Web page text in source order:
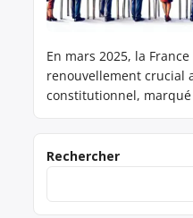
En mars 2025, la
renouvellement crucial
constitutionnel,
moment ouvre la porte
de désignation des
Rechercher